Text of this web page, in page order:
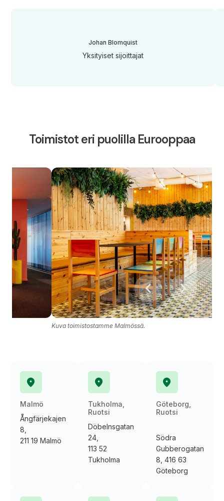
Johan Blomquist
Yksityiset sijoittajat
Toimistot eri puolilla Eurooppaa
Kuva toimistostamme Malmössä.
Malmö
Ångfärjekajen
8,
211 19 Malmö
Tukholma,
Ruotsi
Döbelnsgatan
24,
113 52
Tukholma
Göteborg,
Ruotsi
Södra
Gubberogatan
8, 416 63
Göteborg